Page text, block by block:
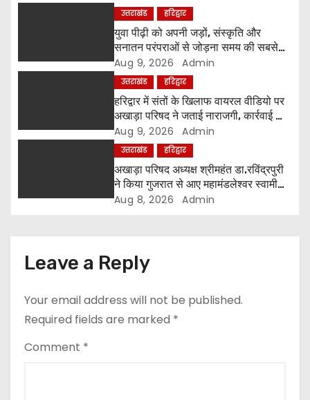
t
o
उत्तराखंड हरिद्वार
युवा पीढ़ी को अपनी जड़ों, संस्कृति और
सनातन परंपराओं से जोड़ना समय की सबसे
बड़ी आवश्यकता-श्रीमहंत रविंद्रपुरी
Aug 9, 2026 Admin
उत्तराखंड हरिद्वार
हरिद्वार में संतों के खिलाफ वायरल वीडियो पर
अखाड़ा परिषद ने जताई नाराजगी, कार्रवाई की
चेतावनी दी
Aug 9, 2026 Admin
उत्तराखंड हरिद्वार
अखाड़ा परिषद अध्यक्ष श्रीमहंत डा.रविंद्रपुरी
ने किया गुजरात से आए महामंडलेश्वर स्वामी
कुर्षी पुरी और भक्तों का स्वागत
Aug 8, 2026 Admin
Leave a Reply
Your email address will not be published.
Required fields are marked *
Comment *